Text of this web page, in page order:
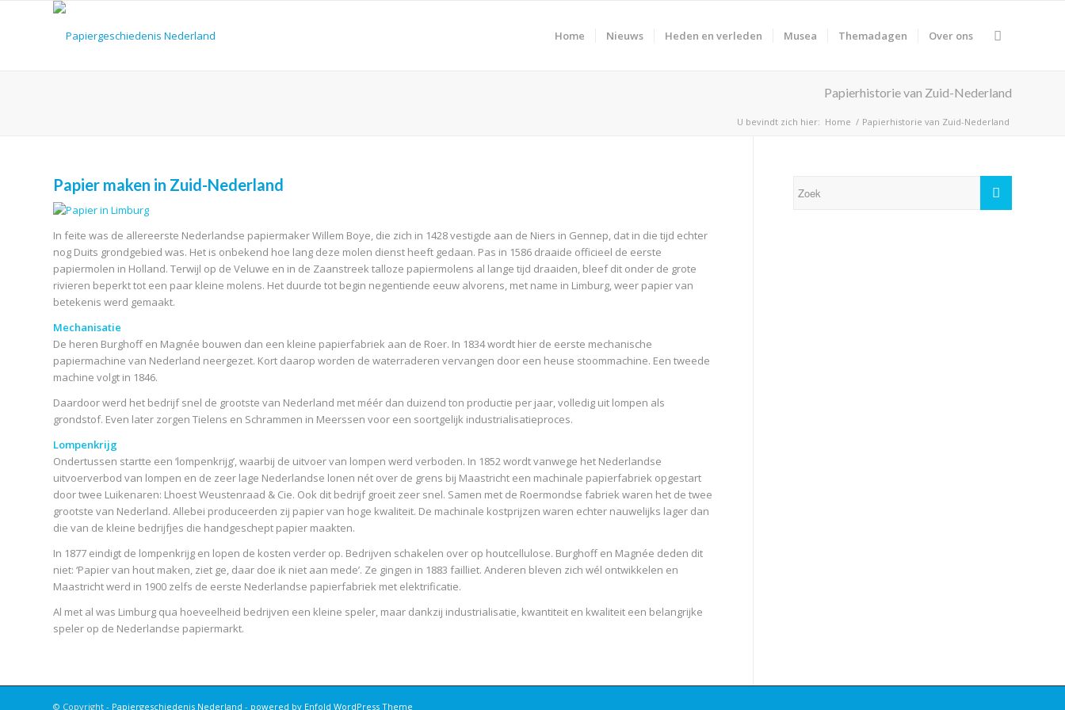
Home Nieuws Heden en verleden Musea Themadagen Over ons
Papierhistorie van Zuid-Nederland
U bevindt zich hier: Home / Papierhistorie van Zuid-Nederland
Papier maken in Zuid-Nederland
In feite was de allereerste Nederlandse papiermaker Willem Boye, die zich in 1428 vestigde aan de Niers in Gennep, dat in die tijd echter
nog Duits grondgebied was. Het is onbekend hoe lang deze molen dienst heeft gedaan. Pas in 1586 draaide officieel de eerste
papiermolen in Holland. Terwijl op de Veluwe en in de Zaanstreek talloze papiermolens al lange tijd draaiden, bleef dit onder de grote
rivieren beperkt tot een paar kleine molens. Het duurde tot begin negentiende eeuw alvorens, met name in Limburg, weer papier van
betekenis werd gemaakt.
Mechanisatie
De heren Burghoff en Magnée bouwen dan een kleine papierfabriek aan de Roer. In 1834 wordt hier de eerste mechanische
papiermachine van Nederland neergezet. Kort daarop worden de waterraderen vervangen door een heuse stoommachine. Een tweede
machine volgt in 1846.
Daardoor werd het bedrijf snel de grootste van Nederland met méér dan duizend ton productie per jaar, volledig uit lompen als
grondstof. Even later zorgen Tielens en Schrammen in Meerssen voor een soortgelijk industrialisatieproces.
Lompenkrijg
Ondertussen startte een ‘lompenkrijg’, waarbij de uitvoer van lompen werd verboden. In 1852 wordt vanwege het Nederlandse
uitvoerverbod van lompen en de zeer lage Nederlandse lonen nét over de grens bij Maastricht een machinale papierfabriek opgestart
door twee Luikenaren: Lhoest Weustenraad & Cie. Ook dit bedrijf groeit zeer snel. Samen met de Roermondse fabriek waren het de twee
grootste van Nederland. Allebei produceerden zij papier van hoge kwaliteit. De machinale kostprijzen waren echter nauwelijks lager dan
die van de kleine bedrijfjes die handgeschept papier maakten.
In 1877 eindigt de lompenkrijg en lopen de kosten verder op. Bedrijven schakelen over op houtcellulose. Burghoff en Magnée deden dit
niet: ‘Papier van hout maken, ziet ge, daar doe ik niet aan mede’. Ze gingen in 1883 failliet. Anderen bleven zich wél ontwikkelen en
Maastricht werd in 1900 zelfs de eerste Nederlandse papierfabriek met elektrificatie.
Al met al was Limburg qua hoeveelheid bedrijven een kleine speler, maar dankzij industrialisatie, kwantiteit en kwaliteit een belangrijke
speler op de Nederlandse papiermarkt.
© Copyright - Papiergeschiedenis Nederland - powered by Enfold WordPress Theme